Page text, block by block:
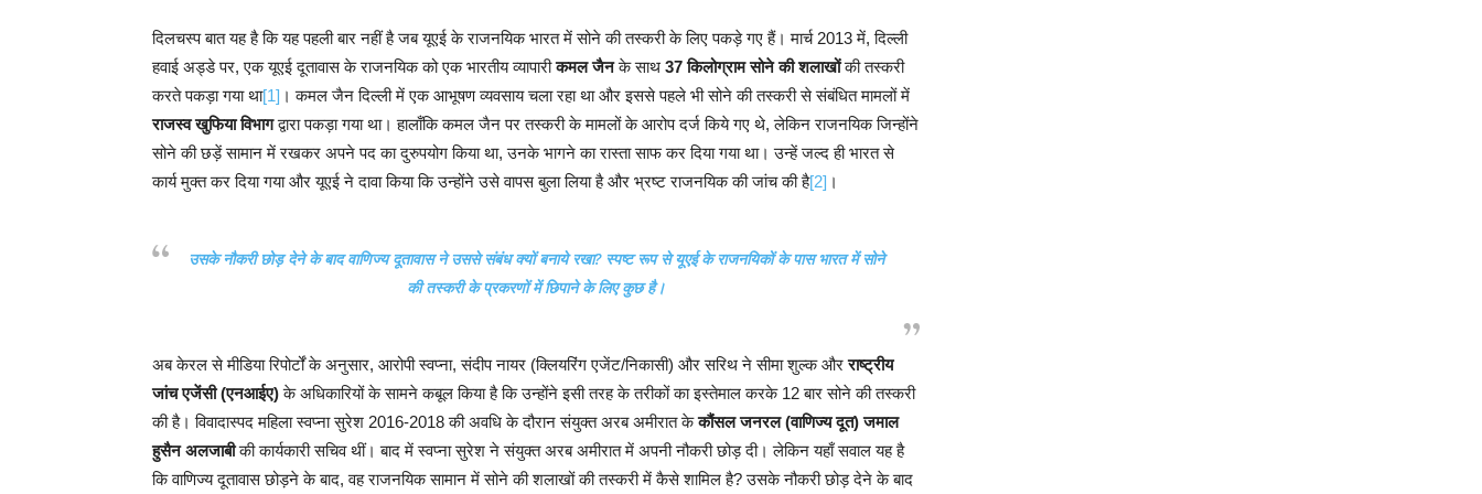
दिलचस्प बात यह है कि यह पहली बार नहीं है जब यूएई के राजनयिक भारत में सोने की तस्करी के लिए पकड़े गए हैं। मार्च 2013 में, दिल्ली
हवाई अड्डे पर, एक यूएई दूतावास के राजनयिक को एक भारतीय व्यापारीकमल जैनके साथ 37 किलोग्राम सोने की शलाखोंकी तस्करी
करते पकड़ा गया था[1] । कमल जैन दिल्ली में एक आभूषण व्यवसाय चला रहा था और इससे पहले भी सोने की तस्करी से संबंधित मामलों में
राजस्व खुफिया विभागद्वारा पकड़ा गया था। हालाँकि कमल जैन पर तस्करी के मामलों के आरोप दर्ज किये गए थे, लेकिन राजनयिक जिन्होंने
सोने की छड़ें सामान में रखकर अपने पद का दुरुपयोग किया था, उनके भागने का रास्ता साफ कर दिया गया था। उन्हें जल्द ही भारत से
कार्य मुक्त कर दिया गया और यूएई ने दावा किया कि उन्होंने उसे वापस बुला लिया है और भ्रष्ट राजनयिक की जांच की है[2] ।
उसके नौकरी छोड़ देने के बाद वाणिज्य दूतावास ने उससे संबंध क्यों बनाये रखा? स्पष्ट रूप से यूएई के राजनयिकों के पास भारत में सोने
की तस्करी के प्रकरणों में छिपाने के लिए कुछ है।
अब केरल से मीडिया रिपोर्टों के अनुसार, आरोपी स्वप्ना, संदीप नायर (क्लियरिंग एजेंट/निकासी) और सरिथ ने सीमा शुल्क औरराष्ट्रीय
जांच एजेंसी (एनआईए)के अधिकारियों के सामने कबूल किया है कि उन्होंने इसी तरह के तरीकों का इस्तेमाल करके 12 बार सोने की तस्करी
की है। विवादास्पद महिला स्वप्ना सुरेश 2016-2018 की अवधि के दौरान संयुक्त अरब अमीरात केकौंसल जनरल (वाणिज्य दूत) जमाल
हुसैन अलजाबीकी कार्यकारी सचिव थीं। बाद में स्वप्ना सुरेश ने संयुक्त अरब अमीरात में अपनी नौकरी छोड़ दी। लेकिन यहाँ सवाल यह है
कि वाणिज्य दूतावास छोड़ने के बाद, वह राजनयिक सामान में सोने की शलाखों की तस्करी में कैसे शामिल है? उसके नौकरी छोड़ देने के बाद